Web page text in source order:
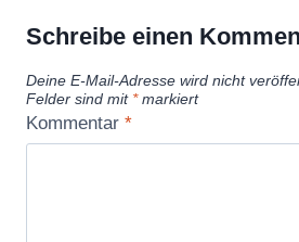
Schreibe einen
Deine E-Mail-Adresse wird nicht
Felder sind mit *markiert
Kommentar *